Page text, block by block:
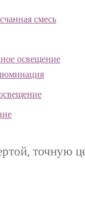
смесь
освещение
точную